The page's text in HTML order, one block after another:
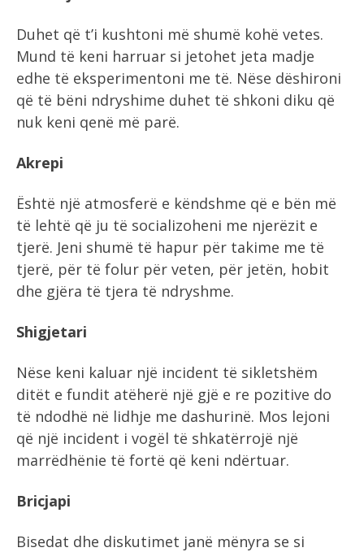
Duhet që t’i kushtoni më shumë kohë vetes.
Mund të keni harruar si jetohet jeta madje
edhe të eksperimentoni me të. Nëse dëshironi
që të bëni ndryshime duhet të shkoni diku që
nuk keni qenë më parë.
Akrepi
Është një atmosferë e këndshme që e bën më
të lehtë që ju të socializoheni me njerëzit e
tjerë. Jeni shumë të hapur për takime me të
tjerë, për të folur për veten, për jetën, hobit
dhe gjëra të tjera të ndryshme.
Shigjetari
Nëse keni kaluar një incident të sikletshëm
ditët e fundit atëherë një gjë e re pozitive do
të ndodhë në lidhje me dashurinë. Mos lejoni
që një incident i vogël të shkatërrojë një
marrëdhënie të fortë që keni ndërtuar.
Bricjapi
Bisedat dhe diskutimet janë mënyra se si